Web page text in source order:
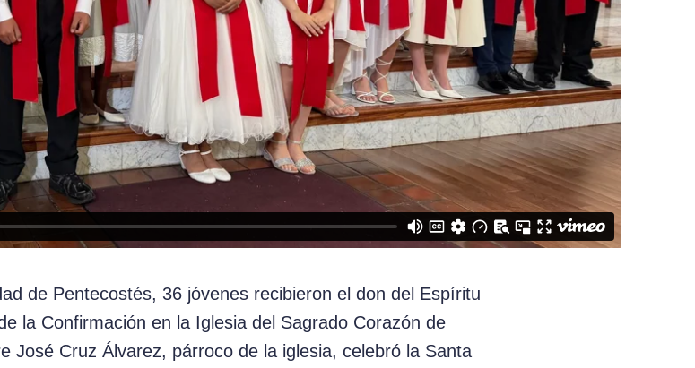
de Pentecostés, 36 jóvenes recibieron el don del Espíritu
la Confirmación en la Iglesia del Sagrado Corazón de
José Cruz Álvarez, párroco de la iglesia, celebró la Santa